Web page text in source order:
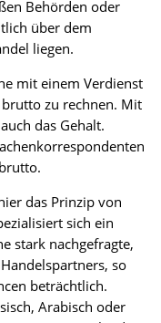
Behörden oder
über dem
liegen.
mit einem Verdienst
zu rechnen. Mit
das Gehalt.
das Prinzip von
sich ein
stark nachgefragte,
so
beträchtlich.
Arabisch oder